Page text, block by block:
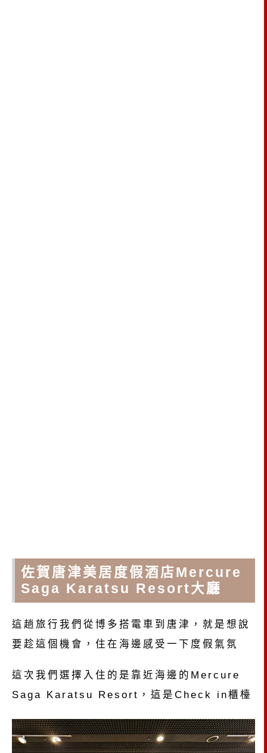
佐賀唐津美居度假酒店Mercure
Saga Karatsu Resort大廳
這趟旅行我們從博多搭電車到唐津，就是想說
要趁這個機會，住在海邊感受一下度假氣氛
這次我們選擇入住的是靠近海邊的Mercure
Saga Karatsu Resort，這是Check in櫃檯